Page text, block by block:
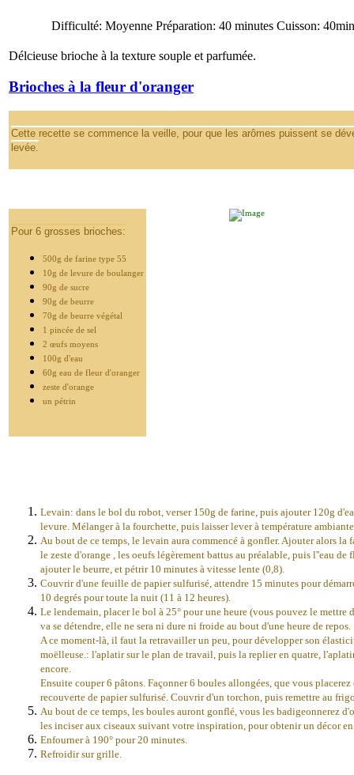
Difficulté: Moyenne Préparation: 40 minutes Cuisson:
Délcieuse brioche à la texture souple et parfumée.
Brioches à la fleur d'oranger
Cette recette se commence la veille, pour que les arômes puissent se
levée.
Pour 6 grosses brioches:
500g de farine type 55
10g de levure de boulanger
90g de sucre
90g de beurre
70g de beurre végétal
1 pincée de sel
2 œufs moyens
100g d'eau
60g eau de fleur d'oranger
zeste d'orange
un pétrin
Levain: dans le bol du robot, verser 150g de farine, puis ajouter 120g
levure. Mélanger à la fourchette, puis laisser lever à température
Au bout de ce temps, le levain aura commencé à gonfler. Ajouter alors la
le zeste d'orange , les oeufs légèrement battus au préalable, puis l''eau
ajouter le beurre, et pétrir 10 minutes à vitesse lente (0,8).
Couvrir d'une feuille de papier sulfurisé, attendre 15 minutes pour
10 degrés pour toute la nuit (11 à 12 heures).
Le lendemain, placer le bol à 25° pour une heure (vous pouvez le mettre
va se détendre, elle ne sera ni dure ni froide au bout d'une heure de repos.
A ce moment-là, il faut la retravailler un peu, pour développer son
moëlleuse.: l'aplatir sur le plan de travail, puis la replier en quatre,
encore.
Ensuite couper 6 pâtons. Façonner 6 boules allongées, que vous
recouverte de papier sulfurisé. Couvrir d'un torchon, puis remettre au
Au bout de ce temps, les boules auront gonflé, vous les badigeonnerez
les inciser aux ciseaux suivant votre inspiration, pour obtenir un décor
Enfourner à 190° pour 20 minutes.
Refroidir sur grille.